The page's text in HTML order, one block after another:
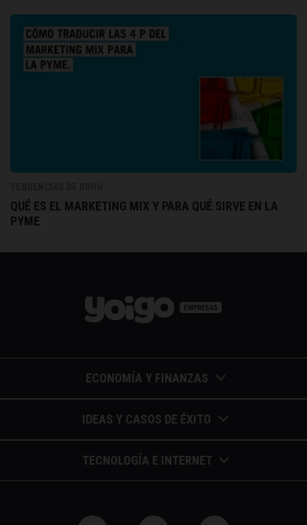
QUÉ ES EL MARKETING MIX Y PARA QUÉ SIRVE EN LA
PYME
ECONOMÍA Y FINANZAS
Barómetros de sueldos
Economía colaborativa
IDEAS Y CASOS DE ÉXITO
Calendario de eventos
Casos de éxito
Entrevistas / autores
TECNOLOGÍA E INTERNET